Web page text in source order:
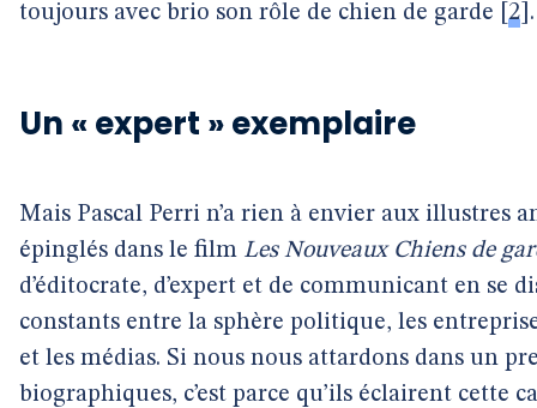
toujours avec brio son rôle de chien de garde
2 .
Un « expert » exemplaire
Mais Pascal Perri n’a rien à envier aux illustres
épinglés dans le film Les Nouveaux Chiens de
d’éditocrate, d’expert et de communicant en se
constants entre la sphère politique, les
et les médias. Si nous nous attardons dans un
biographiques, c’est parce qu’ils éclairent cette